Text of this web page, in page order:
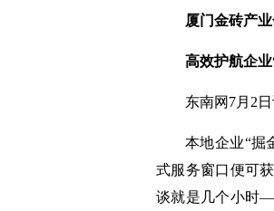
厦门金砖产
高效护航企
东南网7月2
本地企业“掘
式服务窗口便可
谈就是几个小时